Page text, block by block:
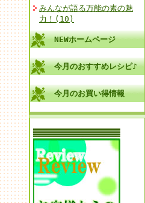
みんなが語る万能の素の魅
力！(10)
NEWホームページ
今月のおすすめレシピ♪
今月のお買い得情報